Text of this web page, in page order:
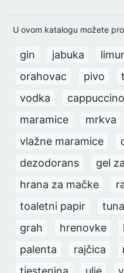
U ovom katalogu možete
gin jabuka
orahovac
pivo
vodka
cappuccino
maramice
mrkva
vlažne maramice
dezodorans
gel
hrana za mačke
toaletni papir
tuna
grah
hrenovke
palenta
rajčica